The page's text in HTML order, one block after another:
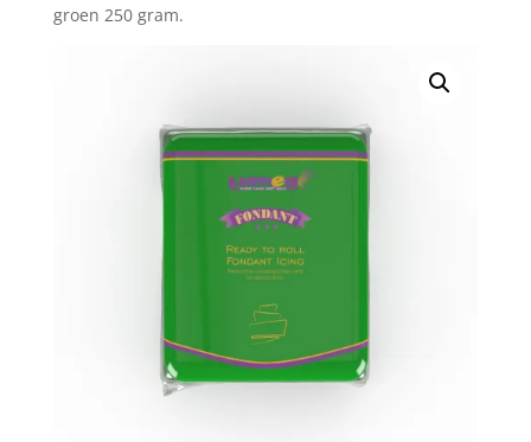
groen 250 gram.